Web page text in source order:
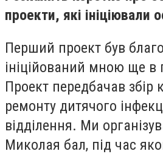
проекти, які ініціювали
Перший проект був
ініційований мною ще в
Проект передбачав збір
ремонту дитячого
відділення. Ми
Миколая бал, під час